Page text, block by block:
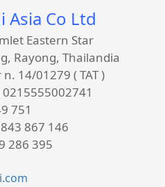
Asia Co Ltd
Eastern Star
Rayong, Thailandia
14/01279 ( TAT )
0215555002741
751
867 146
395